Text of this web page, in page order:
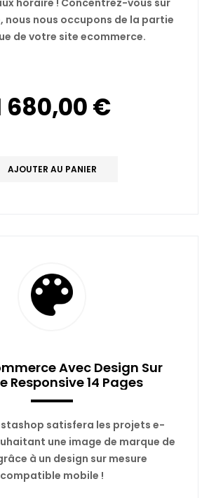
horaire ! Concentrez-vous sur
nous occupons de la partie
de votre site ecommerce.
680,00 €
AJOUTER AU PANIER
Avec Design Sur
Responsive 14 Pages
satisfera les projets e-
une image de marque de
à un design sur mesure
compatible mobile !